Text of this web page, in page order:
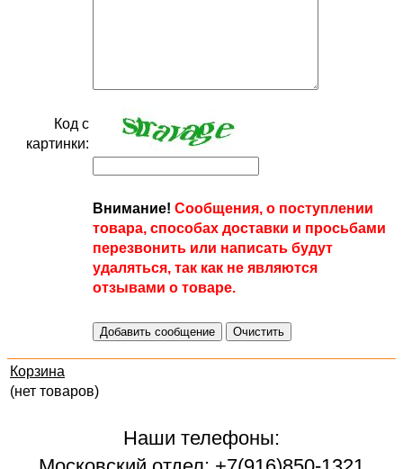
Код с
картинки:
Внимание! Сообщения, о поступлении
товара, способах доставки и просьбами
перезвонить или написать будут
удаляться, так как не являются
отзывами о товаре.
Корзина
(нет товаров)
Наши телефоны: